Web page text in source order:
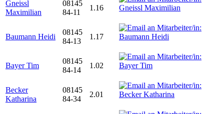
Gneissl
Maximilian
08145
84-11
1.16
Baumann Heidi
08145
84-13
1.17
Bayer Tim
08145
84-14
1.02
Becker
Katharina
08145
84-34
2.01